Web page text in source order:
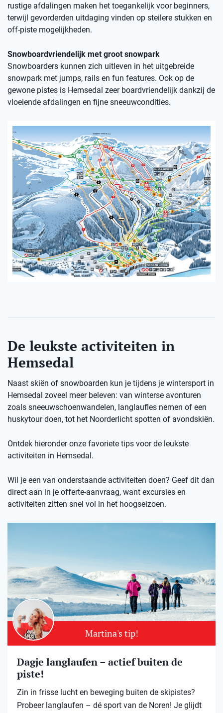
rustige afdalingen maken het toegankelijk voor beginners,
terwijl gevorderden uitdaging vinden op steilere stukken en
off-piste mogelijkheden.
Snowboardvriendelijk met groot snowpark
Snowboarders kunnen zich uitleven in het uitgebreide
snowpark met jumps, rails en fun features. Ook op de
gewone pistes is Hemsedal zeer boardvriendelijk dankzij de
vloeiende afdalingen en fijne sneeuwcondities.
De leukste activiteiten in
Hemsedal
Naast skiën of snowboarden kun je tijdens je wintersport in
Hemsedal zoveel meer beleven: van winterse avonturen
zoals sneeuwschoenwandelen, langlaufles nemen of een
huskytour doen, tot het Noorderlicht spotten of avondskiën.
Ontdek hieronder onze favoriete tips voor de leukste
activiteiten in Hemsedal.
Wil je een van onderstaande activiteiten doen? Geef dit dan
direct aan in je offerte-aanvraag, want excursies en
activiteiten zitten snel vol in het hoogseizoen.
Martina's tip!
Dagje langlaufen – actief buiten de
piste!
Zin in frisse lucht en beweging buiten de skipistes?
Probeer langlaufen – dé sport van de Noren! Je glijdt